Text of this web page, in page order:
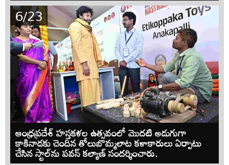
6/23
ఆంధ్రప్రదేశ్ హస్తకళల ఉత్సవంలో మొదటి అడుగుగా
కాకినాడకు చెందిన తోలుబొమ్మలాట కళాకారులు ఏర్పాటు
చేసిన స్టాల్‌ను పవన్ కల్యాణ్ సందర్శించారు.